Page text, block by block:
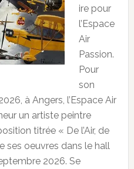
ire pour
l’Espace
Air
Passion.
Pour
son
à Angers, l’Espace Air
un artiste peintre
titrée « De l’Air, de
ses oeuvres dans le hall
2026. Se